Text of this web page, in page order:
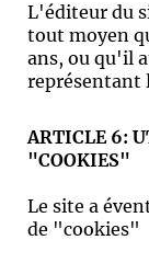
L'éditeur du
tout moyen
ans, ou qu'il
représentant
ARTICLE 6:
"COOKIES"
Le site a
de "cookies"